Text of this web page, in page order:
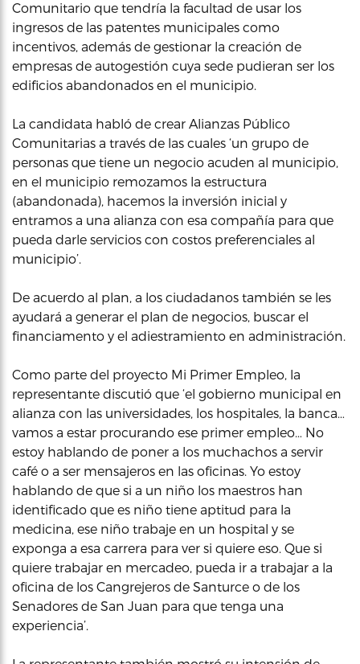
Comunitario que tendría la facultad de usar los
ingresos de las patentes municipales como
incentivos, además de gestionar la creación de
empresas de autogestión cuya sede pudieran ser los
edificios abandonados en el municipio.
La candidata habló de crear Alianzas Público
Comunitarias a través de las cuales ‘un grupo de
personas que tiene un negocio acuden al municipio,
en el municipio remozamos la estructura
(abandonada), hacemos la inversión inicial y
entramos a una alianza con esa compañía para que
pueda darle servicios con costos preferenciales al
municipio’.
De acuerdo al plan, a los ciudadanos también se les
ayudará a generar el plan de negocios, buscar el
financiamento y el adiestramiento en administración.
Como parte del proyecto Mi Primer Empleo, la
representante discutió que ‘el gobierno municipal en
alianza con las universidades, los hospitales, la banca…
vamos a estar procurando ese primer empleo… No
estoy hablando de poner a los muchachos a servir
café o a ser mensajeros en las oficinas. Yo estoy
hablando de que si a un niño los maestros han
identificado que es niño tiene aptitud para la
medicina, ese niño trabaje en un hospital y se
exponga a esa carrera para ver si quiere eso. Que si
quiere trabajar en mercadeo, pueda ir a trabajar a la
oficina de los Cangrejeros de Santurce o de los
Senadores de San Juan para que tenga una
experiencia’.